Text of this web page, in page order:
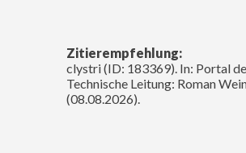
Zitierempfehlung:
clystri (ID: 183369). In: Portal
Technische Leitung: Roman
(08.08.2026).